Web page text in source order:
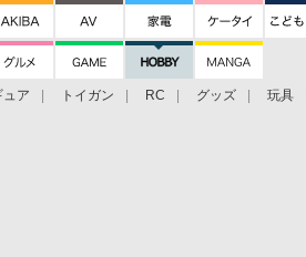
ュア トイガン RC グッズ 玩具